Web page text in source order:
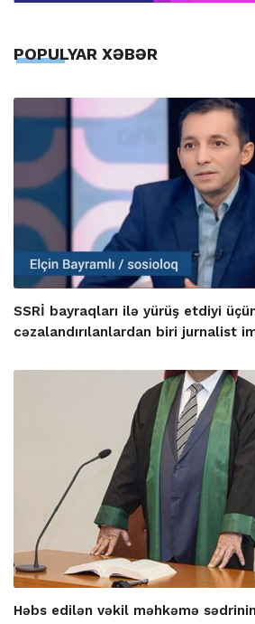
POPULYAR XƏBƏR
SSRİ bayraqları ilə yürüş etdiyi
cəzalandırılanlardan biri jurnalist
Həbs edilən vəkil məhkəmə sədrinin